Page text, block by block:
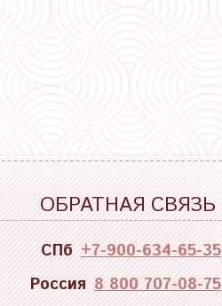
ОБРАТНАЯ СВЯЗЬ
СПб +7-900-634-65-35
Россия 8 800 707-08-75